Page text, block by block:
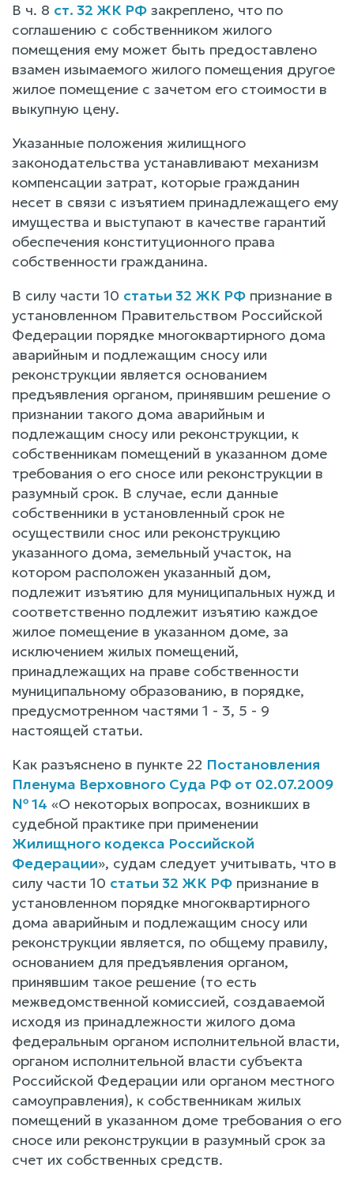
В ч. 8 ст. 32 ЖК РФ закреплено, что по
соглашению с собственником жилого
помещения ему может быть предоставлено
взамен изымаемого жилого помещения другое
жилое помещение с зачетом его стоимости в
выкупную цену.
Указанные положения жилищного
законодательства устанавливают механизм
компенсации затрат, которые гражданин
несет в связи с изъятием принадлежащего ему
имущества и выступают в качестве гарантий
обеспечения конституционного права
собственности гражданина.
В силу части 10 статьи 32 ЖК РФ признание в
установленном Правительством Российской
Федерации порядке многоквартирного дома
аварийным и подлежащим сносу или
реконструкции является основанием
предъявления органом, принявшим решение о
признании такого дома аварийным и
подлежащим сносу или реконструкции, к
собственникам помещений в указанном доме
требования о его сносе или реконструкции в
разумный срок. В случае, если данные
собственники в установленный срок не
осуществили снос или реконструкцию
указанного дома, земельный участок, на
котором расположен указанный дом,
подлежит изъятию для муниципальных нужд и
соответственно подлежит изъятию каждое
жилое помещение в указанном доме, за
исключением жилых помещений,
принадлежащих на праве собственности
муниципальному образованию, в порядке,
предусмотренном частями 1 - 3, 5 - 9
настоящей статьи.
Как разъяснено в пункте 22 Постановления
Пленума Верховного Суда РФ от 02.07.2009
№ 14 «О некоторых вопросах, возникших в
судебной практике при применении
Жилищного кодекса Российской
Федерации», судам следует учитывать, что в
силу части 10 статьи 32 ЖК РФ признание в
установленном порядке многоквартирного
дома аварийным и подлежащим сносу или
реконструкции является, по общему правилу,
основанием для предъявления органом,
принявшим такое решение (то есть
межведомственной комиссией, создаваемой
исходя из принадлежности жилого дома
федеральным органом исполнительной власти,
органом исполнительной власти субъекта
Российской Федерации или органом местного
самоуправления), к собственникам жилых
помещений в указанном доме требования о его
сносе или реконструкции в разумный срок за
счет их собственных средств.